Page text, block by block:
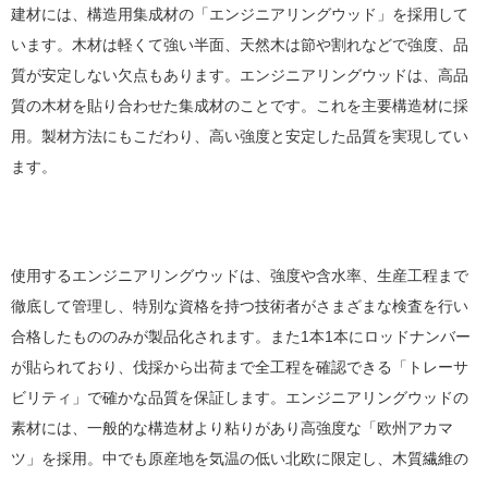
建材には、構造用集成材の「エンジニアリングウッド」を採用して
います。木材は軽くて強い半面、天然木は節や割れなどで強度、品
質が安定しない欠点もあります。エンジニアリングウッドは、高品
質の木材を貼り合わせた集成材のことです。これを主要構造材に採
用。製材方法にもこだわり、高い強度と安定した品質を実現してい
ます。
使用するエンジニアリングウッドは、強度や含水率、生産工程まで
徹底して管理し、特別な資格を持つ技術者がさまざまな検査を行い
合格したもののみが製品化されます。また1本1本にロッドナンバー
が貼られており、伐採から出荷まで全工程を確認できる「トレーサ
ビリティ」で確かな品質を保証します。エンジニアリングウッドの
素材には、一般的な構造材より粘りがあり高強度な「欧州アカマ
ツ」を採用。中でも原産地を気温の低い北欧に限定し、木質繊維の